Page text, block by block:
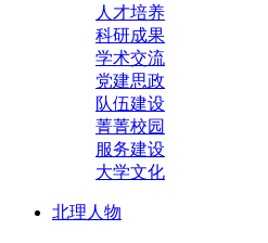
人才培养
科研成果
学术交流
党建思政
队伍建设
菁菁校园
服务建设
大学文化
北理人物